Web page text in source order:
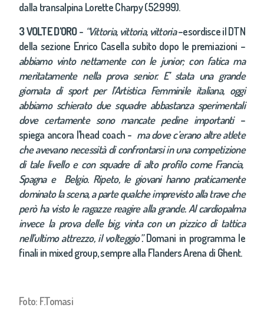
dalla transalpina Lorette Charpy (52.999).
3 VOLTE D'ORO- “Vittoria, vittoria, vittoria–esordisce il DTN
della sezione Enrico Casella subito dopo le premiazioni –
abbiamo vinto nettamente con le junior; con fatica ma
meritatamente nella prova senior. E’ stata una grande
giornata di sport per l’Artistica Femminile italiana, oggi
abbiamo schierato due squadre abbastanza sperimentali
dove certamente sono mancate pedine importanti–
spiega ancora l’head coach - ma dove c’erano altre atlete
che avevano necessità di confrontarsi in una competizione
di tale livello e con squadre di alto profilo come Francia,
Spagna e Belgio. Ripeto, le giovani hanno praticamente
dominato la scena, a parte qualche imprevisto alla trave che
però ha visto le ragazze reagire alla grande. Al cardiopalma
invece la prova delle big, vinta con un pizzico di tattica
nell’ultimo attrezzo, il volteggio”.Domani in programma le
finali in mixed group, sempre alla Flanders Arena di Ghent.
Foto: F.Tomasi